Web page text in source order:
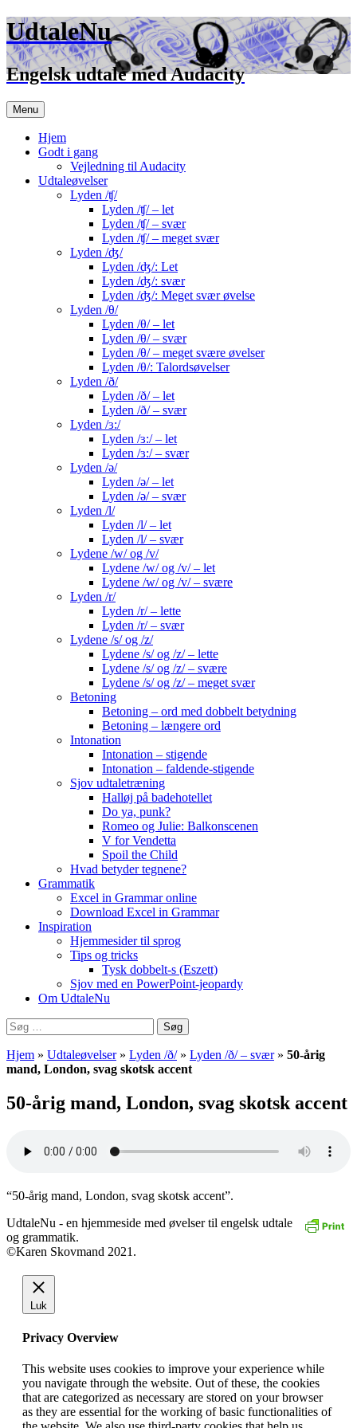
UdtaleNu
Engelsk udtale med Audacity
Menu Hop
til
indhold
Hjem
Godt i gang
Vejledning til Audacity
Udtaleøvelser
Lyden /ʧ/
Lyden /ʧ/ – let
Lyden /ʧ/ – svær
Lyden /ʧ/ – meget svær
Lyden /ʤ/
Lyden /ʤ/: Let
Lyden /ʤ/: svær
Lyden /ʤ/: Meget svær øvelse
Lyden /θ/
Lyden /θ/ – let
Lyden /θ/ – svær
Lyden /θ/ – meget svære øvelser
Lyden /θ/: Talordsøvelser
Lyden /ð/
Lyden /ð/ – let
Lyden /ð/ – svær
Lyden /ɜ:/
Lyden /ɜ:/ – let
Lyden /ɜ:/ – svær
Lyden /ə/
Lyden /ə/ – let
Lyden /ə/ – svær
Lyden /l/
Lyden /l/ – let
Lyden /l/ – svær
Lydene /w/ og /v/
Lydene /w/ og /v/ – let
Lydene /w/ og /v/ – svære
Lyden /r/
Lyden /r/ – lette
Lyden /r/ – svær
Lydene /s/ og /z/
Lydene /s/ og /z/ – lette
Lydene /s/ og /z/ – svære
Lydene /s/ og /z/ – meget svær
Betoning
Betoning – ord med dobbelt betydning
Betoning – længere ord
Intonation
Intonation – stigende
Intonation – faldende-stigende
Sjov udtaletræning
Halløj på badehotellet
Do ya, punk?
Romeo og Julie: Balkonscenen
V for Vendetta
Spoil the Child
Hvad betyder tegnene?
Grammatik
Excel in Grammar online
Download Excel in Grammar
Inspiration
Hjemmesider til sprog
Tips og tricks
Tysk dobbelt-s (Eszett)
Sjov med en PowerPoint-jeopardy
Om UdtaleNu
Søg
efter:
Hjem » Udtaleøvelser» Lyden /ð/» Lyden /ð/ – svær» 50-årig
mand, London, svag skotsk accent
50-årig mand, London, svag skotsk accent
“50-årig mand, London, svag skotsk accent”.
UdtaleNu - en hjemmeside med øvelser til engelsk udtale
og grammatik.
©Karen Skovmand 2021.
Luk
Privacy Overview
This website uses cookies to improve your experience while
you navigate through the website. Out of these, the cookies
that are categorized as necessary are stored on your browser
as they are essential for the working of basic functionalities of